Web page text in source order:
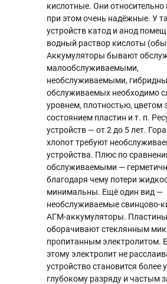
кислотные. Они относительно
при этом очень надёжные. У
устройств катод и анод
водный раствор кислоты
Аккумуляторы бывают
малообслуживаемыми,
необслуживаемыми,
обслуживаемых необходимо
уровнем, плотностью, цветом
состоянием пластин и т. п.
устройств — от 2 до 5 лет.
хлопот требуют
устройства. Плюс по
обслуживаемыми —
благодаря чему потери
минимальны. Ещё один вид —
необслуживаемые свинцово-
АГМ-аккумуляторы.
оборачивают стеклянным
пропитанным электролитом.
этому электролит не
устройство становится более
глубокому разряду и частым